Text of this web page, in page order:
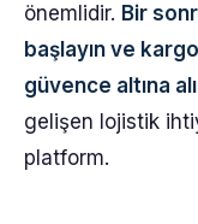
önemlidir. Bir
başlayın ve
güvence altına
gelişen lojistik
platform.